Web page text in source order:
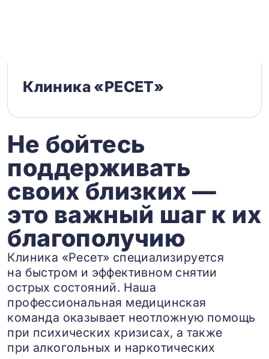
Клиника «РЕСЕТ»
Не бойтесь
поддерживать
своих близких —
это важный шаг к их
благополучию
Клиника «Ресет» специализируется
на быстром и эффективном снятии
острых состояний. Наша
профессиональная медицинская
команда оказывает неотложную помощь
при психических кризисах, а также
при алкогольных и наркотических